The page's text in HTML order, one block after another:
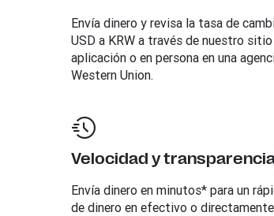
Envía dinero y revisa la tasa de
USD a KRW a través de nuestro
aplicación o en persona en una
Western Union.
Velocidad y
Envía dinero en minutos* para un
de dinero en efectivo o